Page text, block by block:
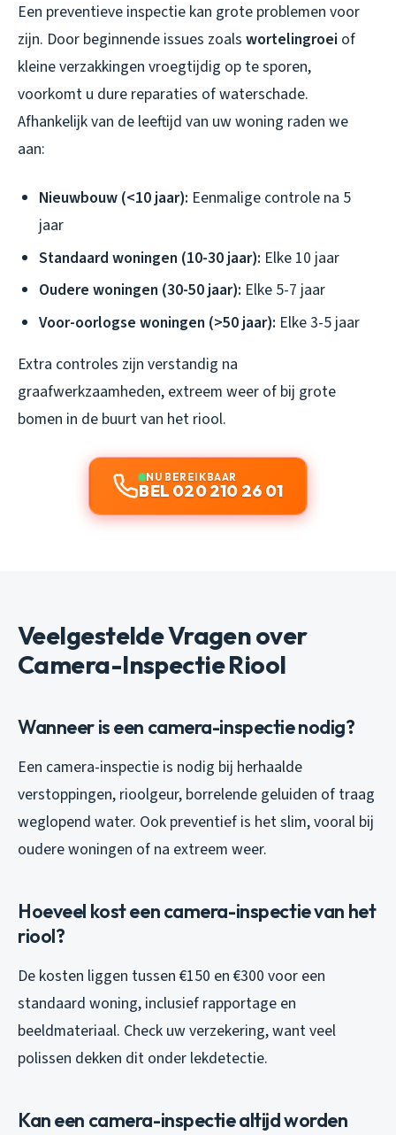
Een preventieve inspectie kan grote problemen voor
zijn. Door beginnende issues zoals wortelingroei of
kleine verzakkingen vroegtijdig op te sporen,
voorkomt u dure reparaties of waterschade.
Afhankelijk van de leeftijd van uw woning raden we
aan:
Nieuwbouw (<10 jaar): Eenmalige controle na 5
jaar
Standaard woningen (10-30 jaar): Elke 10 jaar
Oudere woningen (30-50 jaar): Elke 5-7 jaar
Voor-oorlogse woningen (>50 jaar): Elke 3-5 jaar
Extra controles zijn verstandig na
graafwerkzaamheden, extreem weer of bij grote
bomen in de buurt van het riool.
NU BEREIKBAAR
BEL 020 210 26 01
Veelgestelde Vragen over
Camera-Inspectie Riool
Wanneer is een camera-inspectie nodig?
Een camera-inspectie is nodig bij herhaalde
verstoppingen, rioolgeur, borrelende geluiden of traag
weglopend water. Ook preventief is het slim, vooral bij
oudere woningen of na extreem weer.
Hoeveel kost een camera-inspectie van het
riool?
De kosten liggen tussen €150 en €300 voor een
standaard woning, inclusief rapportage en
beeldmateriaal. Check uw verzekering, want veel
polissen dekken dit onder lekdetectie.
Kan een camera-inspectie altijd worden